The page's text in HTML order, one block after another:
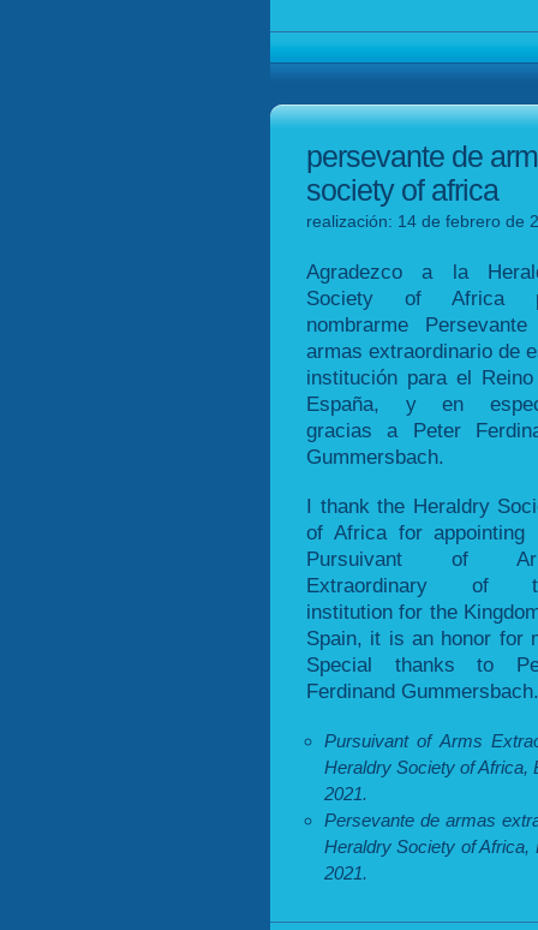
persevante de
society of africa
realización: 14 de febrero de
Agradezco a la
Society of Africa
nombrarme
armas extraordinario de
institución para el
España, y en
gracias a Peter
Gummersbach.
I thank the Heraldry
of Africa for appointing
Pursuivant of
Extraordinary of
institution for the
Spain, it is an honor for
Special thanks to
Ferdinand Gummersbach.
Pursuivant of Arms
Heraldry Society of Africa,
2021.
Persevante de armas
Heraldry Society of Africa,
2021.